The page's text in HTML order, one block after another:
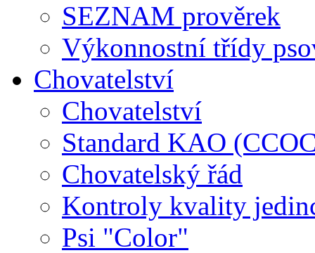
SEZNAM prověrek
Výkonnostní třídy
Chovatelství
Chovatelství
Standard KAO
Chovatelský řád
Kontroly kvality
Psi "Color"